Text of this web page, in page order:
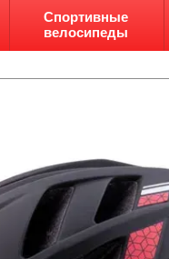
Спортивные
велосипеды